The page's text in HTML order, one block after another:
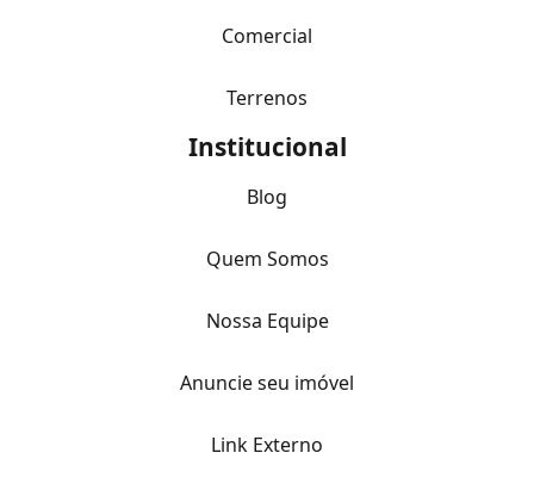
Comercial
Terrenos
Institucional
Blog
Quem Somos
Nossa Equipe
Anuncie seu imóvel
Link Externo